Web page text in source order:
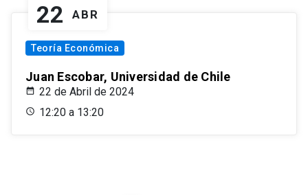
22 ABR
Teoría Económica
Juan Escobar, Universidad de Chile
22 de Abril de 2024
12:20 a 13:20